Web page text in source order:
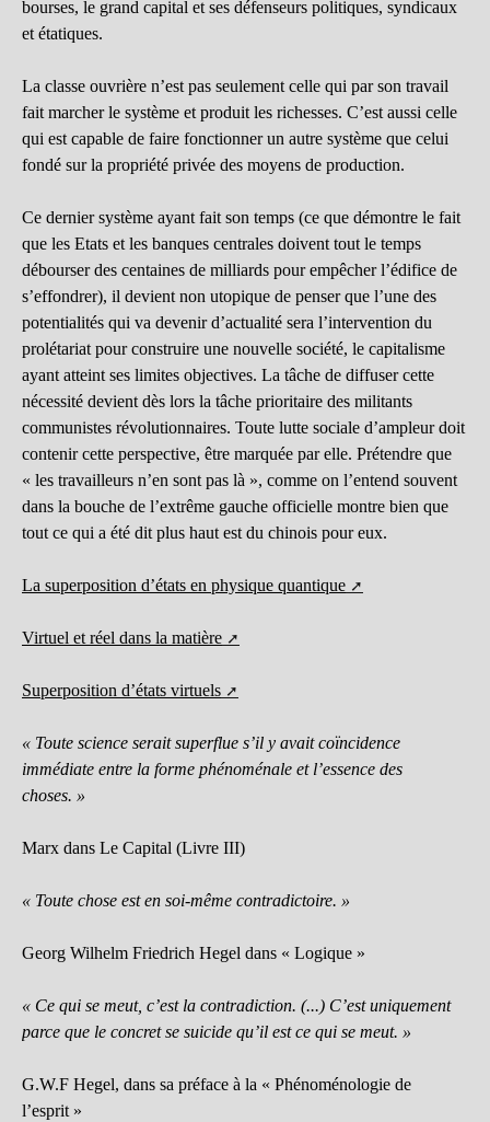
bourses, le grand capital et ses défenseurs politiques, syndicaux
et étatiques.
La classe ouvrière n’est pas seulement celle qui par son travail
fait marcher le système et produit les richesses. C’est aussi celle
qui est capable de faire fonctionner un autre système que celui
fondé sur la propriété privée des moyens de production.
Ce dernier système ayant fait son temps (ce que démontre le fait
que les Etats et les banques centrales doivent tout le temps
débourser des centaines de milliards pour empêcher l’édifice de
s’effondrer), il devient non utopique de penser que l’une des
potentialités qui va devenir d’actualité sera l’intervention du
prolétariat pour construire une nouvelle société, le capitalisme
ayant atteint ses limites objectives. La tâche de diffuser cette
nécessité devient dès lors la tâche prioritaire des militants
communistes révolutionnaires. Toute lutte sociale d’ampleur doit
contenir cette perspective, être marquée par elle. Prétendre que
« les travailleurs n’en sont pas là », comme on l’entend souvent
dans la bouche de l’extrême gauche officielle montre bien que
tout ce qui a été dit plus haut est du chinois pour eux.
La superposition d’états en physique quantique
Virtuel et réel dans la matière
Superposition d’états virtuels
« Toute science serait superflue s’il y avait coïncidence
immédiate entre la forme phénoménale et l’essence des
choses. »
Marx dans Le Capital (Livre III)
« Toute chose est en soi-même contradictoire. »
Georg Wilhelm Friedrich Hegel dans « Logique »
« Ce qui se meut, c’est la contradiction. (...) C’est uniquement
parce que le concret se suicide qu’il est ce qui se meut. »
G.W.F Hegel, dans sa préface à la « Phénoménologie de
l’esprit »